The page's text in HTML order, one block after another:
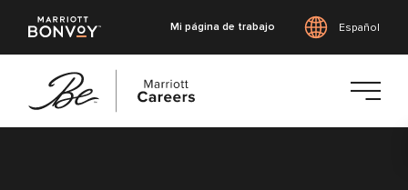
Mi página de trabajo Español